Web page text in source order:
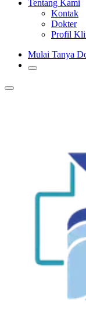
Tentang Kami
Kontak
Dokter
Profil
Mulai Tanya